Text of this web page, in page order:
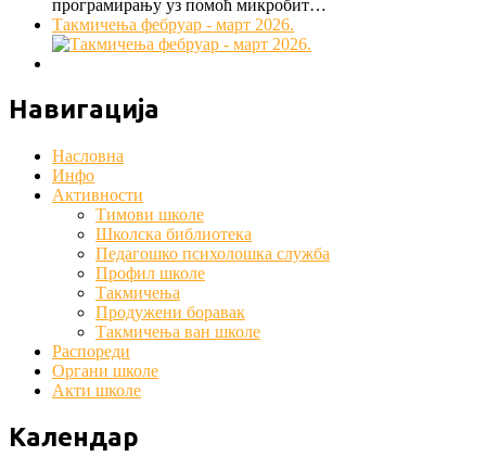
програмирању уз помоћ микробит…
Такмичења фебруар - март 2026.
Навигација
Насловна
Инфо
Активности
Тимови школе
Школска библиотека
Педагошко психолошка служба
Профил школе
Такмичења
Продужени боравак
Такмичења ван школе
Распореди
Органи школе
Акти школе
Календар